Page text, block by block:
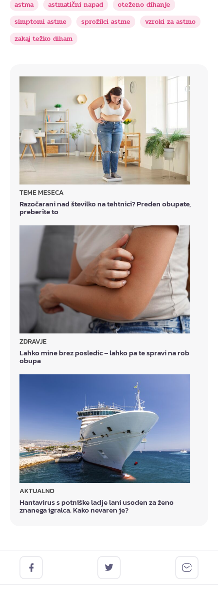
astma astmatični napad
oteženo dihanje
simptomi astme
sprožilci astme
vzroki za astmo
zakaj težko diham
TEME MESECA
Razočarani nad številko na tehtnici? Preden obupate,
preberite to
ZDRAVJE
Lahko mine brez posledic – lahko pa te spravi na rob
obupa
AKTUALNO
Hantavirus s potniške ladje lani usoden za ženo
znanega igralca. Kako nevaren je?